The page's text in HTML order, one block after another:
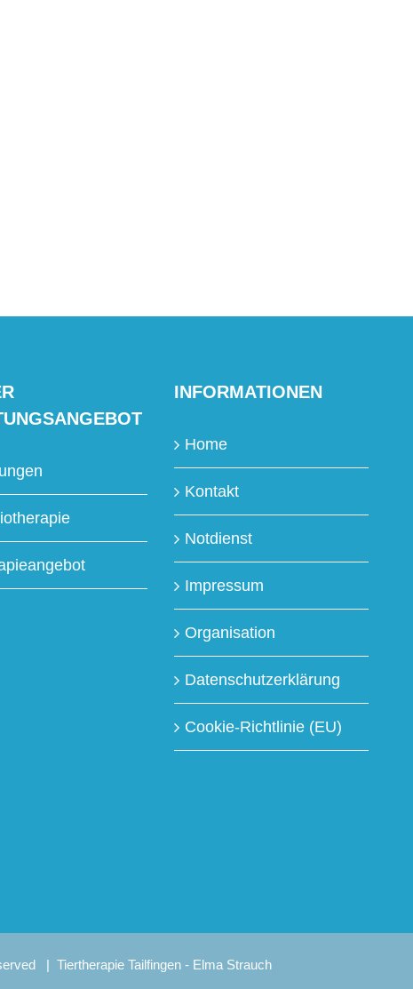
INFORMATIONEN
Home
Kontakt
Notdienst
Impressum
Organisation
Datenschutzerklärung
Cookie-Richtlinie (EU)
| Tiertherapie Tailfingen - Elma Strauch